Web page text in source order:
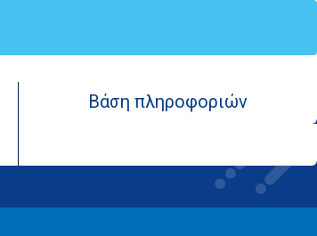
Βάση πληροφοριών